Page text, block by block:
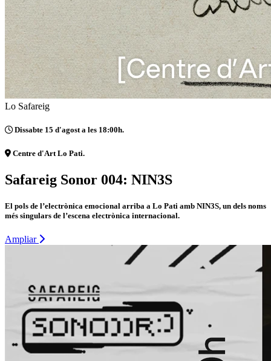
Lo Safareig
Dissabte 15 d'agost a les 18:00h.
Centre d'Art Lo Pati.
Safareig Sonor 004: NIN3S
El pols de l’electrònica emocional arriba a Lo Pati amb NIN3S, un dels noms
més singulars de l’escena electrònica internacional.
Ampliar